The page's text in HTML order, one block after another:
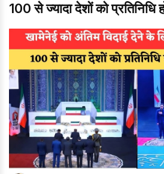
100 से ज्यादा देशों को प्रतिनिधि